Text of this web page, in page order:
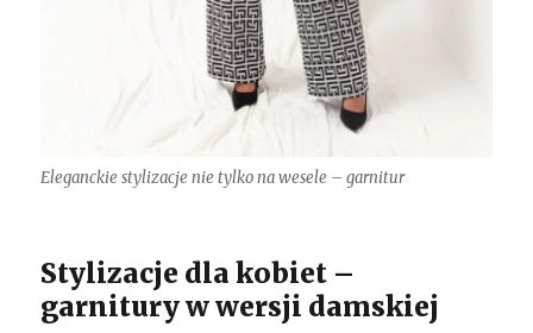
Eleganckie stylizacje nie tylko na wesele – garnitur
Stylizacje dla kobiet –
garnitury w wersji damskiej